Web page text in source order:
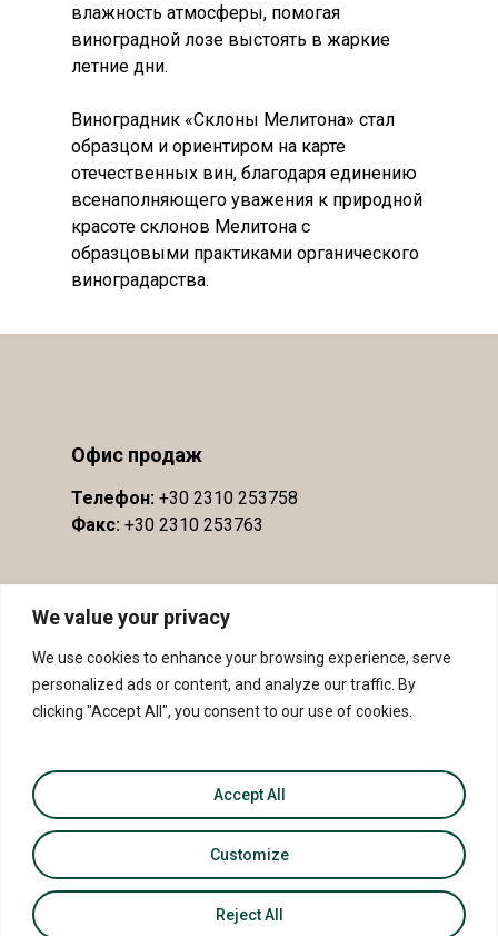
We value your privacy
We use cookies to enhance your browsing experience, serve
personalized ads or content, and analyze our traffic. By
clicking "Accept All", you consent to our use of cookies.
Customize
Reject All
Accept All
влажность атмосферы, помогая
виноградной лозе выстоять в жаркие
летние дни.
Виноградник «Склоны Мелитона» стал
образцом и ориентиром на карте
отечественных вин, благодаря единению
всенаполняющего уважения к природной
красоте склонов Мелитона с
образцовыми практиками органического
виноградарства.
Офис продаж
Телефон: +30 2310 253758
Факс: +30 2310 253763
© 2026 PDO Slopes of Meliton - PGI Sithonia.